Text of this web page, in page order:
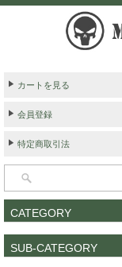
カートを見る
会員登録
特定商取引法
CATEGORY
SUB-CATEGORY